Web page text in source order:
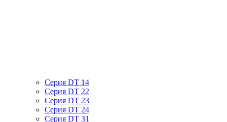
Серия DT 14
Серия DT 22
Серия DT 23
Серия DT 24
Серия DT 31